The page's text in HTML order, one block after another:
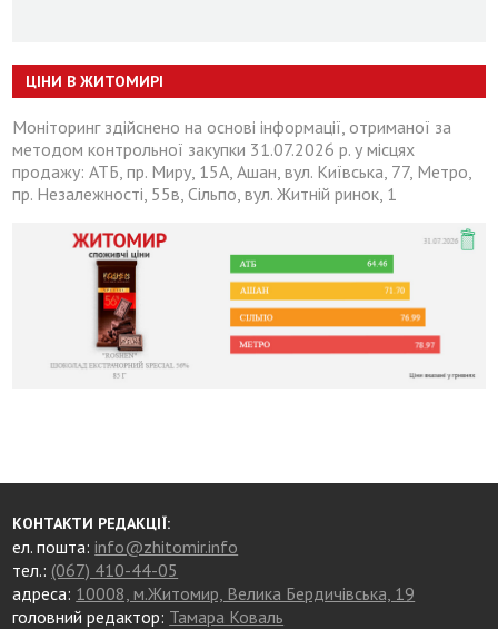
ЦІНИ В ЖИТОМИРІ
Моніторинг здійснено на основі інформації, отриманої за
методом контрольної закупки 31.07.2026 р. у місцях
продажу: АТБ, пр. Миру, 15А, Ашан, вул. Київська, 77, Метро,
пр. Незалежності, 55в, Сільпо, вул. Житній ринок, 1
КОНТАКТИ РЕДАКЦІЇ:
ел. пошта:info@zhitomir.info
тел.: (067) 410-44-05
адреса: 10008, м.Житомир, Велика Бердичівська, 19
головний редактор: Тамара Коваль